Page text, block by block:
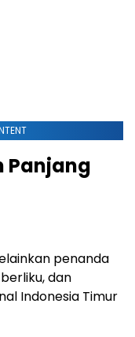
Panjang
penanda
dan
Indonesia Timur